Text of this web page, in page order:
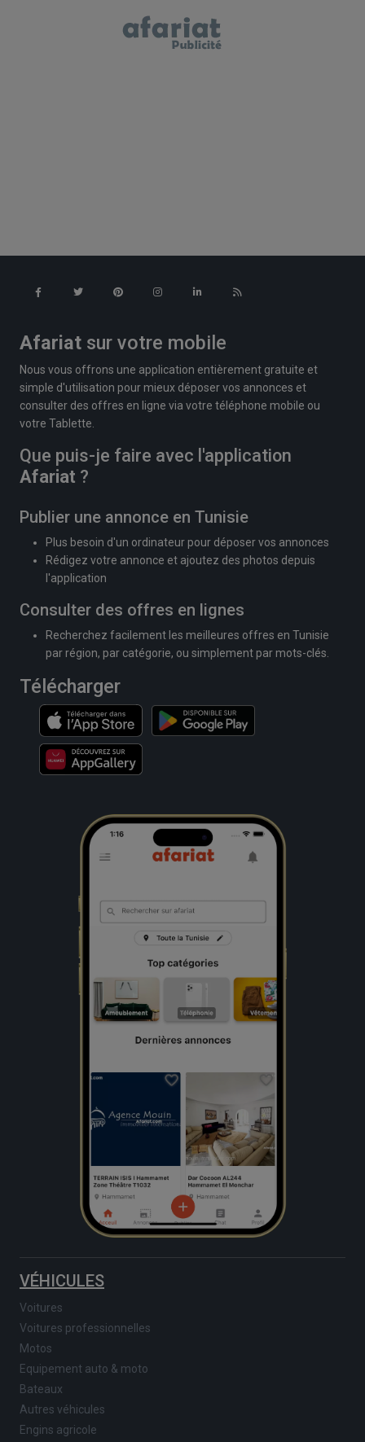
Afariat sur votre mobile
Nous vous offrons une application entièrement gratuite et
simple d'utilisation pour mieux déposer vos annonces et
consulter des offres en ligne via votre téléphone mobile ou
votre Tablette.
Que puis-je faire avec l'application
Afariat ?
Publier une annonce en Tunisie
Plus besoin d'un ordinateur pour déposer vos annonces
Rédigez votre annonce et ajoutez des photos depuis
l'application
Consulter des offres en lignes
Recherchez facilement les meilleures offres en Tunisie
par région, par catégorie, ou simplement par mots-clés.
Télécharger
VÉHICULES
Voitures
Voitures professionnelles
Motos
Equipement auto & moto
Bateaux
Autres véhicules
Engins agricole